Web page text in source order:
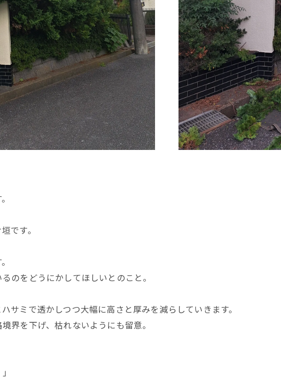
です。
のをどうにかしてほしいとのこと。
サミで透かしつつ大幅に高さと厚みを減らしていきます。
界を下げ、枯れないようにも留意。